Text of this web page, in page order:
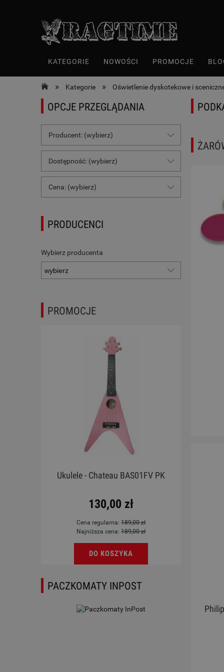
KATEGORIE NOWOŚCI PROMOCJE
» Kategorie » Oświetlenie dyskotekowe i
OPCJE PRZEGLĄDANIA
Producent: (wybierz)
Dostępność: (wybierz)
Cena: (wybierz)
PRODUCENCI
Wybierz producenta
PROMOCJE
Ukulele - Chateau BAS01FV PK
130,00 zł
Cena regularna: 189,00 zł
Najniższa cena: 189,00 zł
DO KOSZYKA
PACZKOMATY INPOST